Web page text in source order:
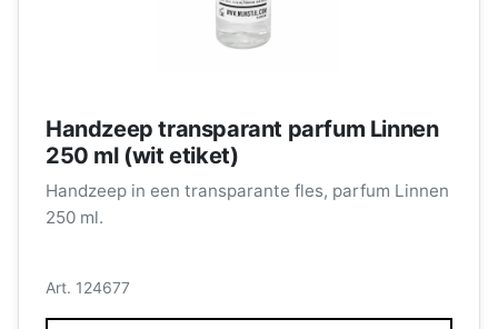
Handzeep transparant parfum Linnen
250 ml (wit etiket)
Handzeep in een transparante fles, parfum Linnen
250 ml.
Art. 124677